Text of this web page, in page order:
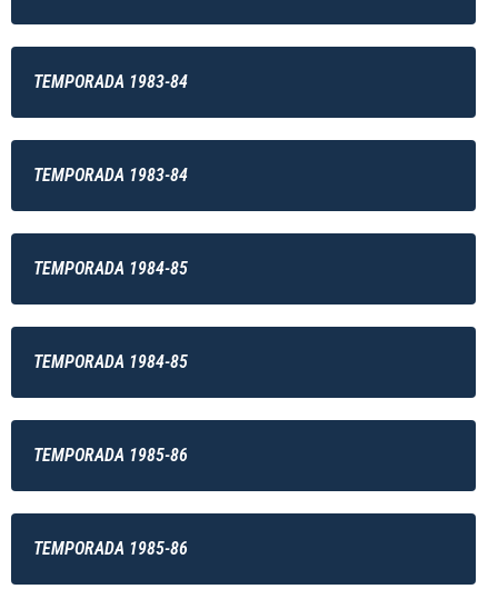
TEMPORADA 1983-84
TEMPORADA 1983-84
TEMPORADA 1984-85
TEMPORADA 1984-85
TEMPORADA 1985-86
TEMPORADA 1985-86